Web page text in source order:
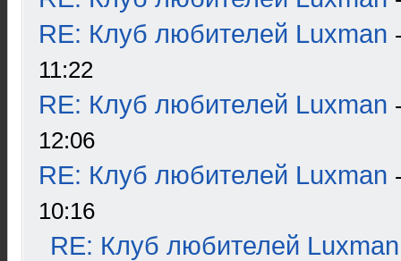
RE: Клуб любителей Luxman
11:22
RE: Клуб любителей Luxman
12:06
RE: Клуб любителей Luxman
10:16
RE: Клуб любителей Luxman